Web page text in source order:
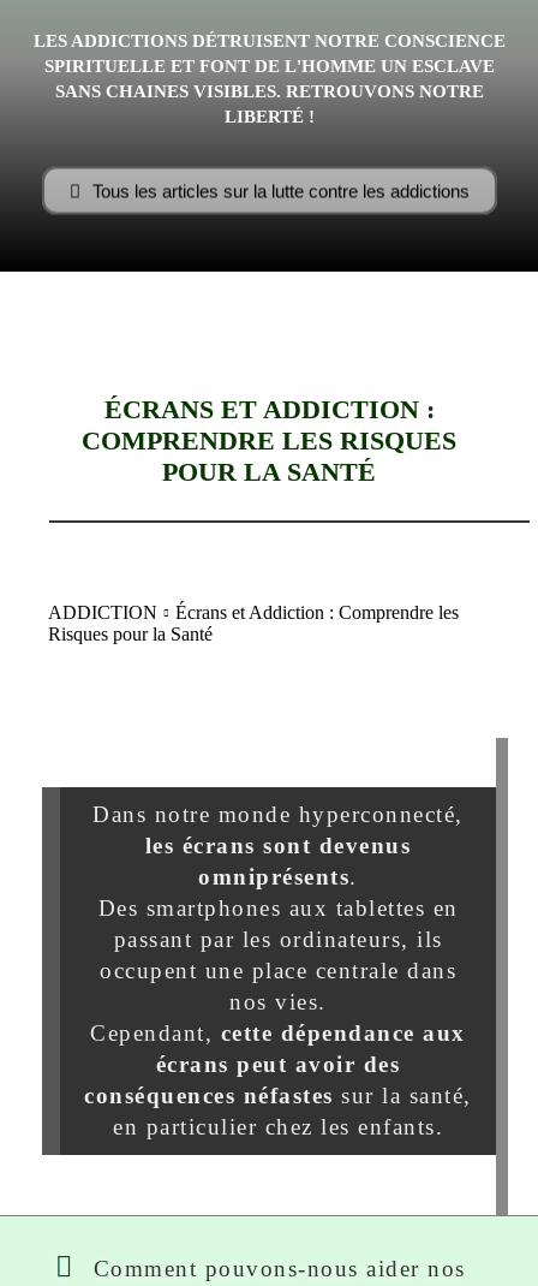
–
AFF
LES ADDICTIONS DÉTRUISENT NOTRE CONSCIENCE
SPIRITUELLE ET FONT DE L'HOMME UN ESCLAVE
SANS CHAINES VISIBLES. RETROUVONS NOTRE
LIBERTÉ !
Tous les articles sur la lutte contre les addictions
ÉCRANS ET ADDICTION :
COMPRENDRE LES RISQUES
POUR LA SANTÉ
ADDICTION
Écrans et Addiction : Comprendre les
Risques pour la Santé
Dans notre monde hyperconnecté,
les écrans sont devenus
omniprésents.
Des smartphones aux tablettes en
passant par les ordinateurs, ils
occupent une place centrale dans
nos vies.
Cependant, cette dépendance aux
écrans peut avoir des
conséquences néfastes sur la santé,
en particulier chez les enfants.
Comment pouvons-nous aider nos